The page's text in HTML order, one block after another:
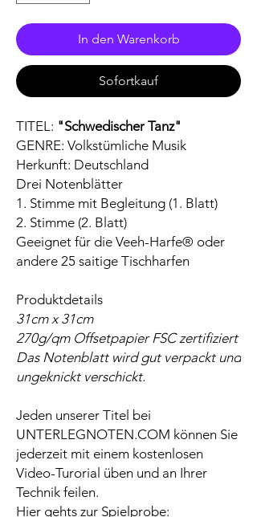
In den Warenkorb
Sofortkauf
TITEL: "Schwedischer Tanz"
GENRE: Volkstümliche Musik
Herkunft: Deutschland
Drei Notenblätter
1. Stimme mit Begleitung (1. Blatt)
2. Stimme (2. Blatt)
Geeignet für die Veeh-Harfe® oder
andere 25 saitige Tischharfen
Produktdetails
31cm x 31cm
270g/qm Offsetpapier FSC zertifiziert
Das Notenblatt wird gut verpackt und
ungeknickt verschickt.
Jeden unserer Titel bei
UNTERLEGNOTEN.COM können Sie
jederzeit mit einem kostenlosen
Video-Turorial üben und an Ihrer
Technik feilen.
Hier gehts zur Spielprobe: